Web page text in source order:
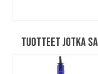
Tuotteet jotka